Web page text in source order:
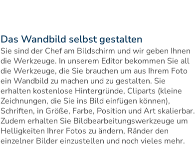
Das Wandbild selbst gestalten
Sie sind der Chef am Bildschirm und wir geben Ihnen
die Werkzeuge. In unserem Editor bekommen Sie all
die Werkzeuge, die Sie brauchen um aus Ihrem Foto
ein Wandbild zu machen und zu gestalten. Sie
erhalten kostenlose Hintergründe, Cliparts (kleine
Zeichnungen, die Sie ins Bild einfügen können),
Schriften, in Größe, Farbe, Position und Art skalierbar.
Zudem erhalten Sie Bildbearbeitungswerkzeuge um
Helligkeiten Ihrer Fotos zu ändern, Ränder den
einzelner Bilder einzustellen und noch vieles mehr.